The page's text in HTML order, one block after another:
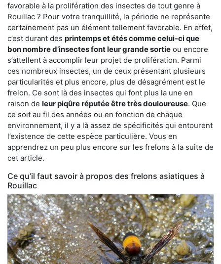
favorable à la prolifération des insectes de tout genre à
Rouillac ? Pour votre tranquillité, la période ne représente
certainement pas un élément tellement favorable. En effet,
c’est durant des printemps et étés comme celui-ci que
bon nombre d’insectes font leur grande sortie ou encore
s’attellent à accomplir leur projet de prolifération. Parmi
ces nombreux insectes, un de ceux présentant plusieurs
particularités et plus encore, plus de désagrément est le
frelon. Ce sont là des insectes qui font plus la une en
raison de leur piqûre réputée être très douloureuse. Que
ce soit au fil des années ou en fonction de chaque
environnement, il y a là assez de spécificités qui entourent
l’existence de cette espèce particulière. Vous en
apprendrez un peu plus encore sur les frelons à la suite de
cet article.
Ce qu’il faut savoir à propos des frelons asiatiques à
Rouillac